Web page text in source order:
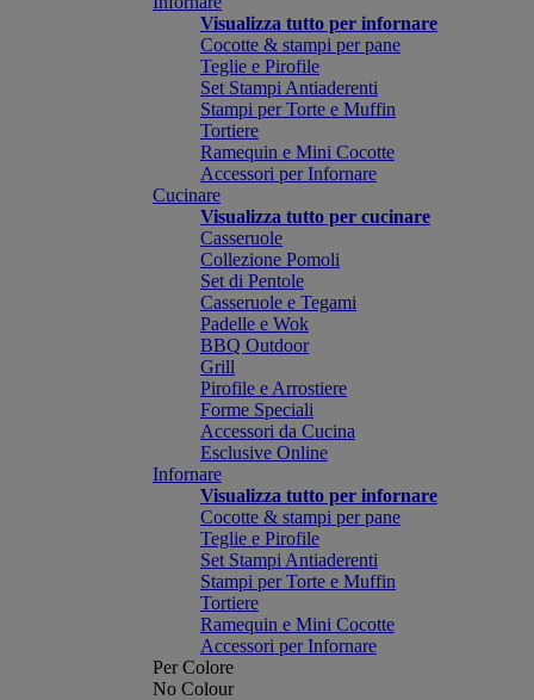
Visualizza tutto per infornare
Cocotte & stampi per pane
Teglie e Pirofile
Set Stampi Antiaderenti
Stampi per Torte e Muffin
Tortiere
Ramequin e Mini Cocotte
Accessori per Infornare
Cucinare
Visualizza tutto per cucinare
Casseruole
Collezione Pomoli
Set di Pentole
Casseruole e Tegami
Padelle e Wok
BBQ Outdoor
Grill
Pirofile e Arrostiere
Forme Speciali
Accessori da Cucina
Esclusive Online
Infornare
Visualizza tutto per infornare
Cocotte & stampi per pane
Teglie e Pirofile
Set Stampi Antiaderenti
Stampi per Torte e Muffin
Tortiere
Ramequin e Mini Cocotte
Accessori per Infornare
Per Colore
No Colour